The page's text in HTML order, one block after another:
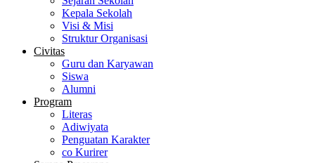
Kepala Sekolah
Visi & Misi
Struktur Organisasi
Civitas
Guru dan Karyawan
Siswa
Alumni
Program
Literas
Adiwiyata
Penguatan Karakter
co Kurirer